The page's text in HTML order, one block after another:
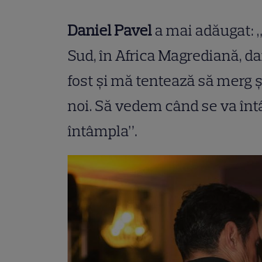
Daniel Pavela mai adăugat:
Sud, în Africa Magrediană,
fost și mă tentează să merg
noi. Să vedem când se va
întâmpla”.